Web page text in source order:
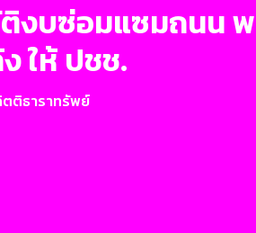
ติงบซ่อมแซมถนน
ให้ ปชช.
ติธาราทรัพย์